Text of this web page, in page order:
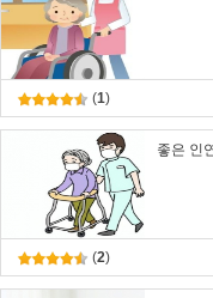
(1)
좋은 인
(2)